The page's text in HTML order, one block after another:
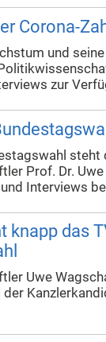
Corona-
und
zur
steht
Prof. Dr.
Interviews
knapp das
Uwe
der